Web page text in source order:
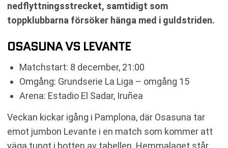
nedflyttningsstrecket, samtidigt som
toppklubbarna försöker hänga med i guldstriden.
OSASUNA VS LEVANTE
Matchstart: 8 december, 21:00
Omgång: Grundserie La Liga – omgång 15
Arena: Estadio El Sadar, Iruñea
Veckan kickar igång i Pamplona, där Osasuna tar
emot jumbon Levante i en match som kommer att
väga tungt i botten av tabellen. Hemmalaget står